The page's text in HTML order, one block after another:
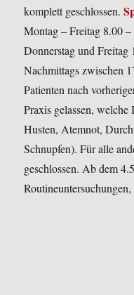
komplett geschlossen.
Montag – Freitag 8.00
Donnerstag und
Nachmittags zwischen
Patienten nach
Praxis gelassen,
Husten, Atemnot,
Schnupfen). Für alle
geschlossen.Ab dem